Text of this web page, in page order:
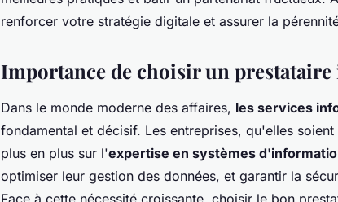
renforcer votre stratégie digitale et assurer la
Importance de choisir un
Dans le monde moderne des affaires, les services
fondamental et décisif. Les entreprises, qu'elles
plus en plus sur l'expertise en systèmes
optimiser leur gestion des données, et garantir la